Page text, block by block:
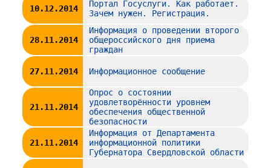
10.12.2014
Портал Госуслуги. Как работает.
Зачем нужен. Регистрация.
28.11.2014
Информация о проведении второго
общероссийского дня приема
граждан
27.11.2014 Информационное сообщение
21.11.2014
Опрос о состоянии
удовлетворённости уровнем
обеспечения общественной
безопасности
21.11.2014
Информация от Департамента
информационной политики
Губернатора Свердловской области